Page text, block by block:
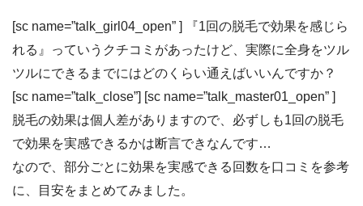
[sc name=”talk_girl04_open” ] 『1回の脱毛で効果を感じら
れる』っていうクチコミがあったけど、 実際に全身をツル
ツルにできるまでにはどのくらい通えばいいんですか？
[sc name=”talk_close”] [sc name=”talk_master01_open” ]
脱毛の効果は個人差がありますので、必ずしも1回の脱毛
で効果を実感できるかは断言できなんです…
なので、部分ごとに効果を実感できる回数を口コミを参考
に、目安をまとめてみました。